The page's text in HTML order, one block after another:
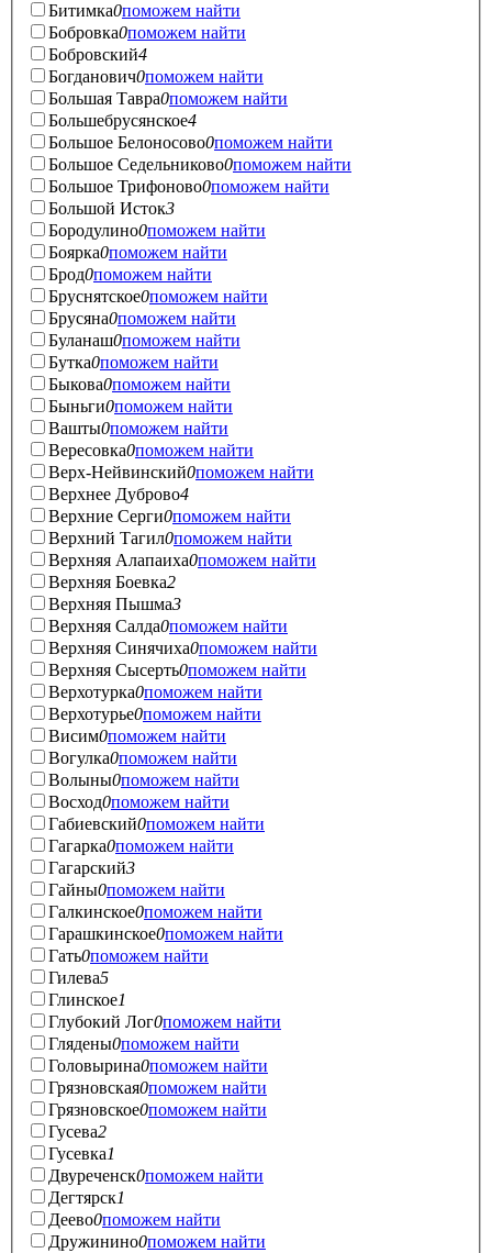
Битимка0поможем найти
Бобровка0поможем найти
Бобровский4
Богданович0поможем найти
Большая Тавра0поможем найти
Большебрусянское4
Большое Белоносово0поможем найти
Большое Седельниково0поможем найти
Большое Трифоново0поможем найти
Большой Исток3
Бородулино0поможем найти
Боярка0поможем найти
Брод0поможем найти
Бруснятское0поможем найти
Брусяна0поможем найти
Буланаш0поможем найти
Бутка0поможем найти
Быкова0поможем найти
Быньги0поможем найти
Вашты0поможем найти
Вересовка0поможем найти
Верх-Нейвинский0поможем найти
Верхнее Дуброво4
Верхние Серги0поможем найти
Верхний Тагил0поможем найти
Верхняя Алапаиха0поможем найти
Верхняя Боевка2
Верхняя Пышма3
Верхняя Салда0поможем найти
Верхняя Синячиха0поможем найти
Верхняя Сысерть0поможем найти
Верхотурка0поможем найти
Верхотурье0поможем найти
Висим0поможем найти
Вогулка0поможем найти
Волыны0поможем найти
Восход0поможем найти
Габиевский0поможем найти
Гагарка0поможем найти
Гагарский3
Гайны0поможем найти
Галкинское0поможем найти
Гарашкинское0поможем найти
Гать0поможем найти
Гилева5
Глинское1
Глубокий Лог0поможем найти
Глядены0поможем найти
Головырина0поможем найти
Грязновская0поможем найти
Грязновское0поможем найти
Гусева2
Гусевка1
Двуреченск0поможем найти
Дегтярск1
Деево0поможем найти
Дружинино0поможем найти